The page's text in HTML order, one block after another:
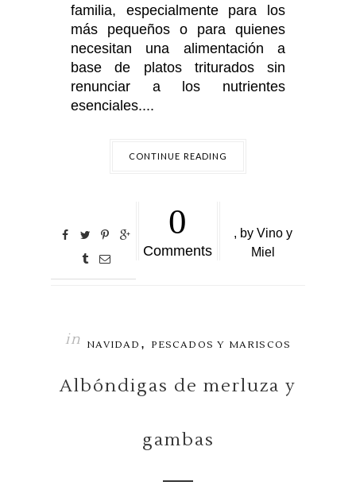
familia, especialmente para los
más pequeños o para quienes
necesitan una alimentación a
base de platos triturados sin
renunciar a los nutrientes
esenciales....
CONTINUE READING
0
Comments
by Vino y
Miel
in NAVIDAD , PESCADOS Y MARISCOS
Albóndigas de merluza y
gambas